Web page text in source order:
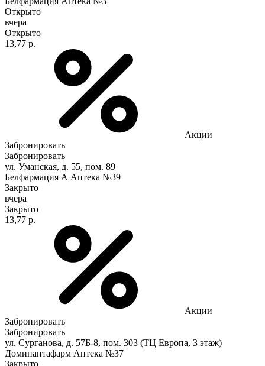
Открыто
вчера
Открыто
13,77 р.
Акции
Забронировать
Забронировать
ул. Уманская, д. 55, пом. 89
Белфармация А Аптека №39
Закрыто
вчера
Закрыто
13,77 р.
Акции
Забронировать
Забронировать
ул. Сурганова, д. 57Б-8, пом. 303 (ТЦ Европа, 3 этаж)
Доминантафарм Аптека №37
Закрыто